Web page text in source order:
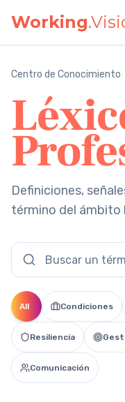
Working
Centro de Conocimiento
Definiciones,
término del ámbito
All Condiciones
Resiliencia
Comunicación